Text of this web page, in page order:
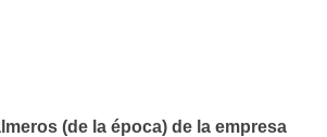
(de la época) de la empresa